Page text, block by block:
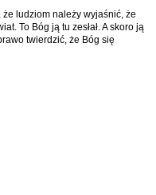
że ludziom należy wyjaśnić, że
To Bóg ją tu zesłał. A skoro ją
twierdzić, że Bóg się